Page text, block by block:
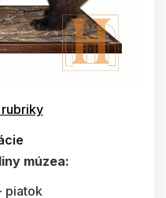
múzea:
piatok